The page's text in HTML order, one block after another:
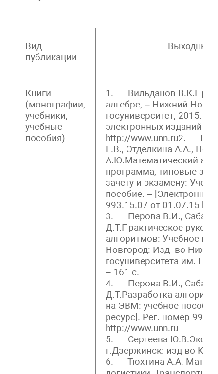
Вид
публикации
Выходные
Книги
(монографии,
учебники,
учебные
пособия)
1. Вильданов
алгебре, – Нижний
госуниверситет, 2015.
электронных изданий
http://www.unn.ru2.
Е.В., Отделкина А.А.,
А.Ю.Математический
программа, типовые
зачету и экзамену:
пособие. –
993.15.07 от 01.07.15
3. Перова В.И.,
Д.Т.Практическое
алгоритмов: Учебное
Новгород: Изд- во
госуниверситета им.
– 161 с.
4. Перова В.И.,
Д.Т.Разработка
на ЭВМ: учебное
ресурс]. Рег. номер
http://www.unn.ru
5. Сергеева
г.Дзержинск: изд-во
6. Тюхтина А.А.